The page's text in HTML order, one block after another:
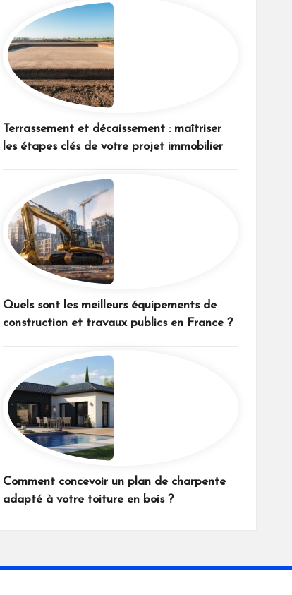
Terrassement et décaissement : maîtriser
les étapes clés de votre projet immobilier
Quels sont les meilleurs équipements de
construction et travaux publics en France ?
Comment concevoir un plan de charpente
adapté à votre toiture en bois ?